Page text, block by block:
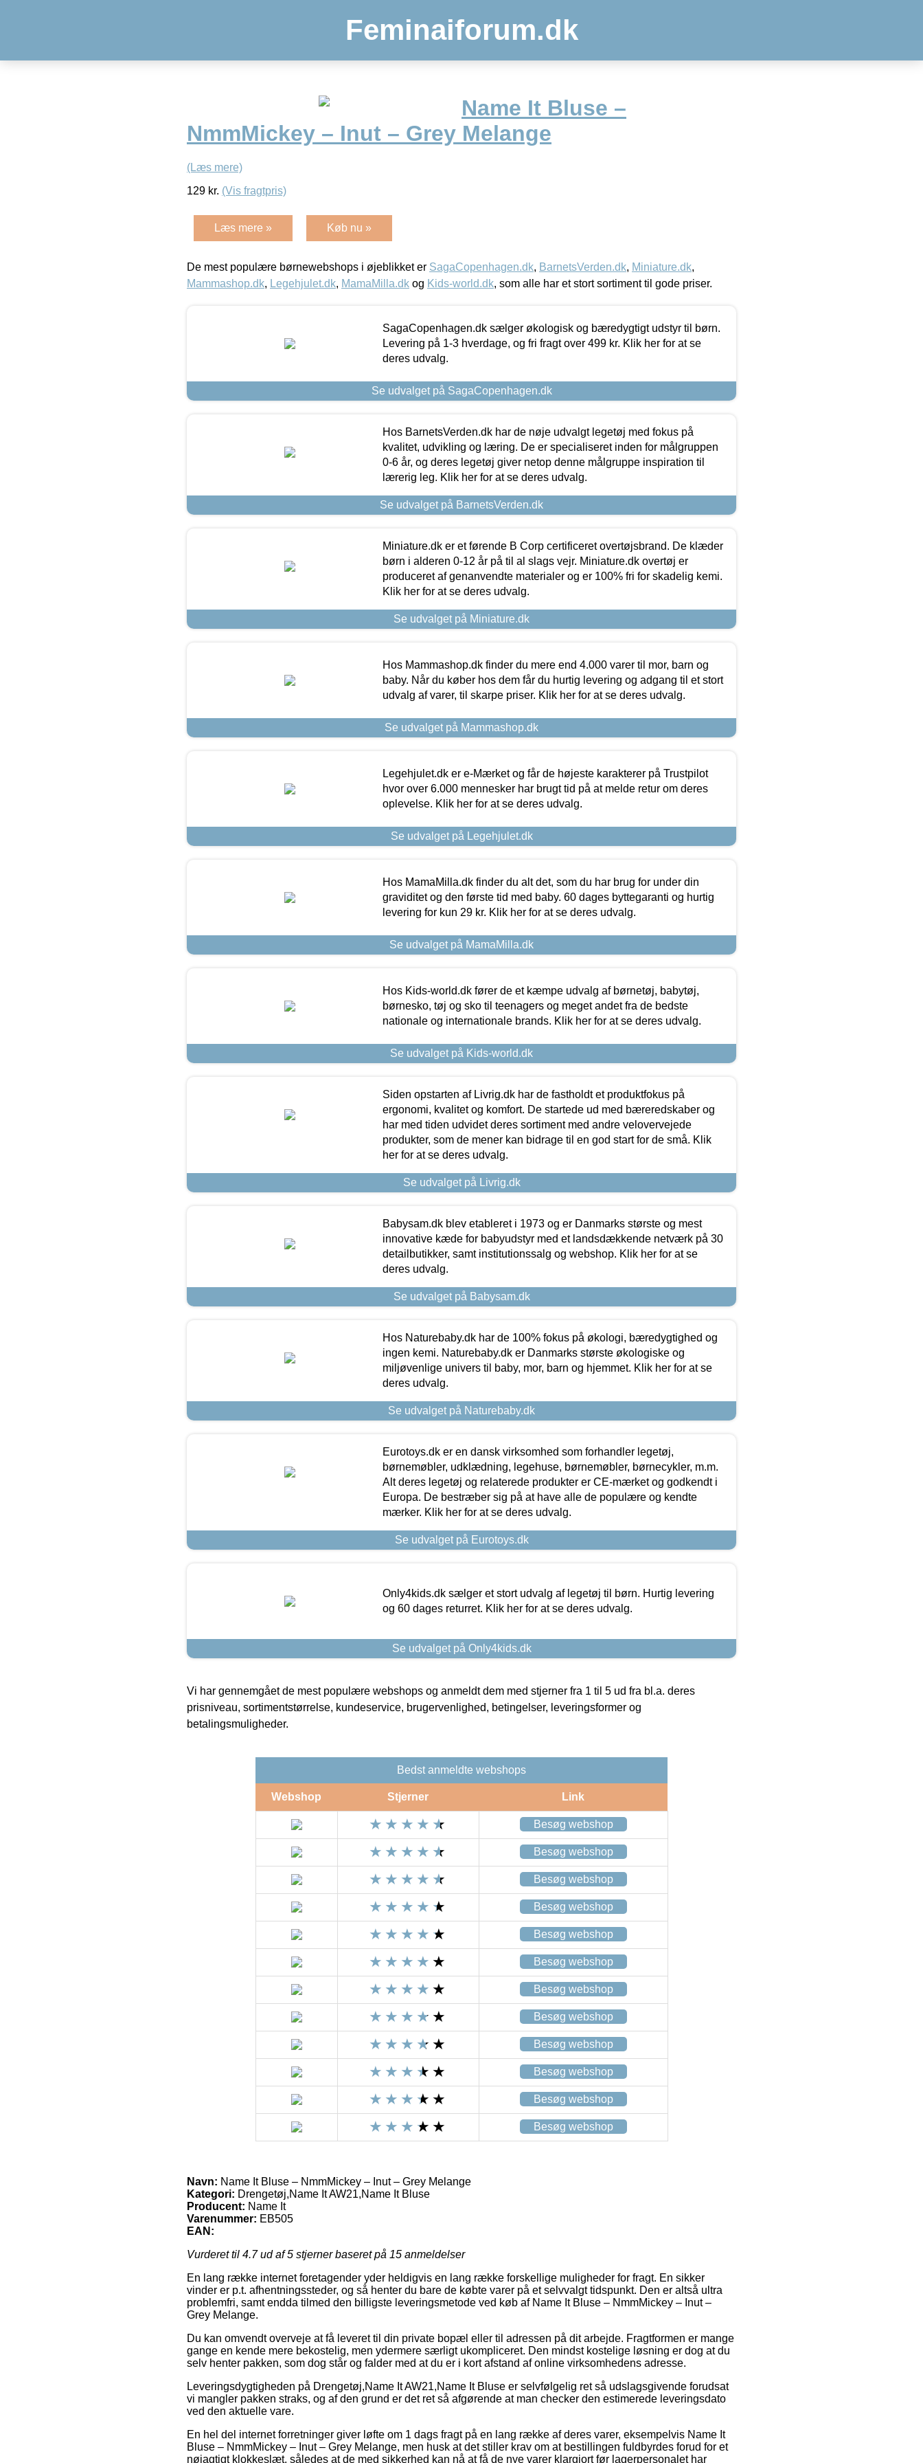
Feminaiforum.dk
Name It Bluse –
NmmMickey – Inut – Grey Melange
(Læs mere)
129 kr. (Vis fragtpris)
Læs mere » Køb nu »
De mest populære børnewebshops i øjeblikket er SagaCopenhagen.dk, BarnetsVerden.dk, Miniature.dk,
Mammashop.dk, Legehjulet.dk, MamaMilla.dk og Kids-world.dk, som alle har et stort sortiment til gode priser.
SagaCopenhagen.dk sælger økologisk og bæredygtigt udstyr til børn.
Levering på 1-3 hverdage, og fri fragt over 499 kr. Klik her for at se
deres udvalg.
Se udvalget på SagaCopenhagen.dk
Hos BarnetsVerden.dk har de nøje udvalgt legetøj med fokus på
kvalitet, udvikling og læring. De er specialiseret inden for målgruppen
0-6 år, og deres legetøj giver netop denne målgruppe inspiration til
lærerig leg. Klik her for at se deres udvalg.
Se udvalget på BarnetsVerden.dk
Miniature.dk er et førende B Corp certificeret overtøjsbrand. De klæder
børn i alderen 0-12 år på til al slags vejr. Miniature.dk overtøj er
produceret af genanvendte materialer og er 100% fri for skadelig kemi.
Klik her for at se deres udvalg.
Se udvalget på Miniature.dk
Hos Mammashop.dk finder du mere end 4.000 varer til mor, barn og
baby. Når du køber hos dem får du hurtig levering og adgang til et stort
udvalg af varer, til skarpe priser. Klik her for at se deres udvalg.
Se udvalget på Mammashop.dk
Legehjulet.dk er e-Mærket og får de højeste karakterer på Trustpilot
hvor over 6.000 mennesker har brugt tid på at melde retur om deres
oplevelse. Klik her for at se deres udvalg.
Se udvalget på Legehjulet.dk
Hos MamaMilla.dk finder du alt det, som du har brug for under din
graviditet og den første tid med baby. 60 dages byttegaranti og hurtig
levering for kun 29 kr. Klik her for at se deres udvalg.
Se udvalget på MamaMilla.dk
Hos Kids-world.dk fører de et kæmpe udvalg af børnetøj, babytøj,
børnesko, tøj og sko til teenagers og meget andet fra de bedste
nationale og internationale brands. Klik her for at se deres udvalg.
Se udvalget på Kids-world.dk
Siden opstarten af Livrig.dk har de fastholdt et produktfokus på
ergonomi, kvalitet og komfort. De startede ud med bæreredskaber og
har med tiden udvidet deres sortiment med andre velovervejede
produkter, som de mener kan bidrage til en god start for de små. Klik
her for at se deres udvalg.
Se udvalget på Livrig.dk
Babysam.dk blev etableret i 1973 og er Danmarks største og mest
innovative kæde for babyudstyr med et landsdækkende netværk på 30
detailbutikker, samt institutionssalg og webshop. Klik her for at se
deres udvalg.
Se udvalget på Babysam.dk
Hos Naturebaby.dk har de 100% fokus på økologi, bæredygtighed og
ingen kemi. Naturebaby.dk er Danmarks største økologiske og
miljøvenlige univers til baby, mor, barn og hjemmet. Klik her for at se
deres udvalg.
Se udvalget på Naturebaby.dk
Eurotoys.dk er en dansk virksomhed som forhandler legetøj,
børnemøbler, udklædning, legehuse, børnemøbler, børnecykler, m.m.
Alt deres legetøj og relaterede produkter er CE-mærket og godkendt i
Europa. De bestræber sig på at have alle de populære og kendte
mærker. Klik her for at se deres udvalg.
Se udvalget på Eurotoys.dk
Only4kids.dk sælger et stort udvalg af legetøj til børn. Hurtig levering
og 60 dages returret. Klik her for at se deres udvalg.
Se udvalget på Only4kids.dk
Vi har gennemgået de mest populære webshops og anmeldt dem med stjerner fra 1 til 5 ud fra bl.a. deres
prisniveau, sortimentstørrelse, kundeservice, brugervenlighed, betingelser, leveringsformer og
betalingsmuligheder.
Bedst anmeldte webshops
Webshop Stjerner Link
Besøg webshop
Besøg webshop
Besøg webshop
Besøg webshop
Besøg webshop
Besøg webshop
Besøg webshop
Besøg webshop
Besøg webshop
Besøg webshop
Besøg webshop
Besøg webshop
Navn: Name It Bluse – NmmMickey – Inut – Grey Melange
Kategori: Drengetøj,Name It AW21,Name It Bluse
Producent: Name It
Varenummer: EB505
EAN:
Vurderet til 4.7ud af 5 stjerner baseret på 15 anmeldelser
En lang række internet foretagender yder heldigvis en lang række forskellige muligheder for fragt. En sikker
vinder er p.t. afhentningssteder, og så henter du bare de købte varer på et selvvalgt tidspunkt. Den er altså ultra
problemfri, samt endda tilmed den billigste leveringsmetode ved køb af Name It Bluse – NmmMickey – Inut –
Grey Melange.
Du kan omvendt overveje at få leveret til din private bopæl eller til adressen på dit arbejde. Fragtformen er mange
gange en kende mere bekostelig, men ydermere særligt ukompliceret. Den mindst kostelige løsning er dog at du
selv henter pakken, som dog står og falder med at du er i kort afstand af online virksomhedens adresse.
Leveringsdygtigheden på Drengetøj,Name It AW21,Name It Bluse er selvfølgelig ret så udslagsgivende forudsat
vi mangler pakken straks, og af den grund er det ret så afgørende at man checker den estimerede leveringsdato
ved den aktuelle vare.
En hel del internet forretninger giver løfte om 1 dags fragt på en lang række af deres varer, eksempelvis Name It
Bluse – NmmMickey – Inut – Grey Melange, men husk at det stiller krav om at bestillingen fuldbyrdes forud for et
nøjagtigt klokkeslæt, således at de med sikkerhed kan nå at få de nye varer klargjort før lagerpersonalet har